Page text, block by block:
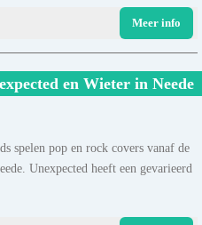
Meer info
en Wieter in Neede
spelen pop en rock covers vanaf de
Unexpected heeft een gevarieerd